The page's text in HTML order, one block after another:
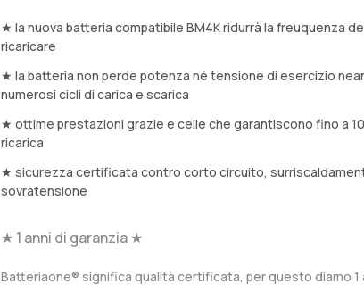
★ la nuova batteria compatibile BM4K ridurrà la freuquenza
ricaricare
★ la batteria non perde potenza né tensione di esercizio
numerosi cicli di carica e scarica
★ ottime prestazioni grazie e celle che garantiscono fino a
ricarica
★ sicurezza certificata contro corto circuito,
sovratensione
★ 1 anni di garanzia ★
Batteriaone® significa qualità certificata, per questo diamo 1